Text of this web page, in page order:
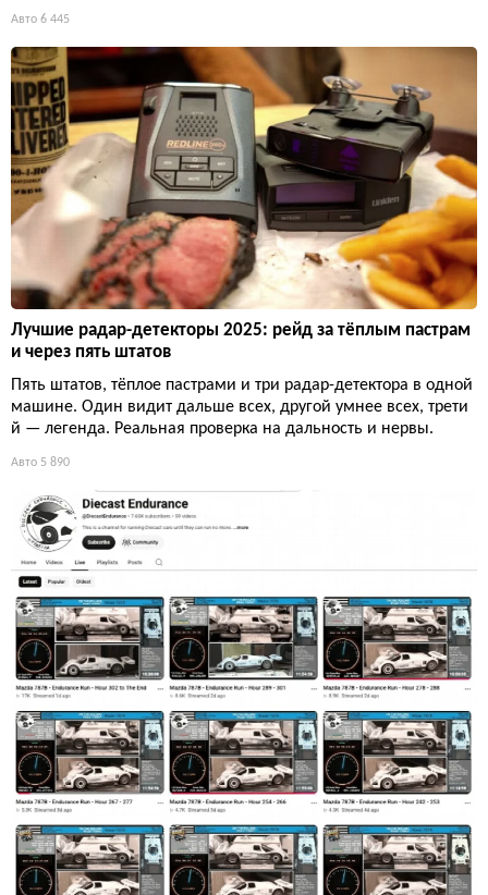
Авто 6 445
Лучшие радар-детекторы 2025: рейд за тёплым пастрам
и через пять штатов
Пять штатов, тёплое пастрами и три радар-детектора в одной
машине. Один видит дальше всех, другой умнее всех, трети
й — легенда. Реальная проверка на дальность и нервы.
Авто 5 890